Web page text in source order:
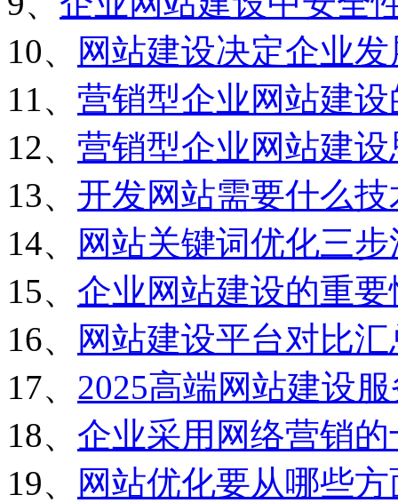
10、
网站建设决定企业
11、 营销型企业网站建
12、 营销型企业网站建设
13、 开发网站需要什么技
14、
网站关键词优化三步
15、 企业网站建设的重要
16、
网站建设平台对比汇
17、 2025高端网站建设
18、 企业采用网络营销
19、
网站优化要从哪些